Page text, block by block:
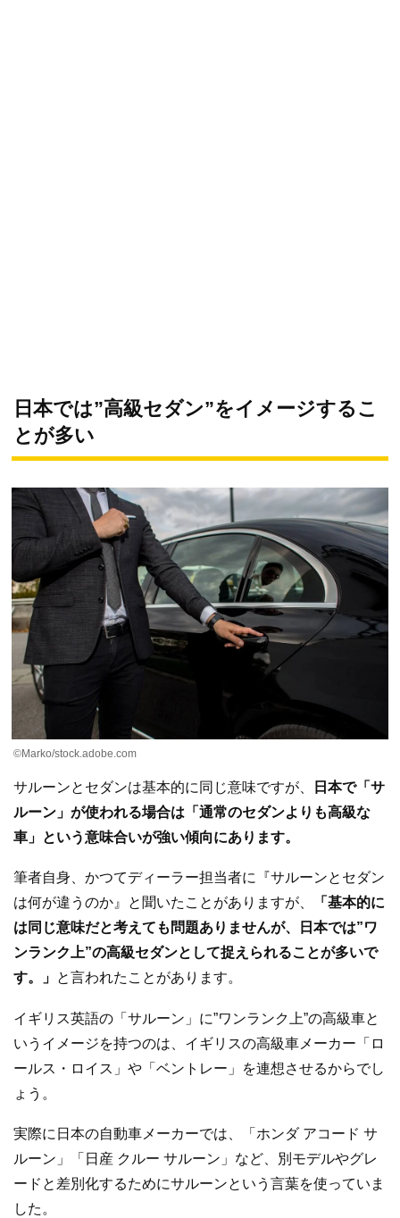
日本では”高級セダン”をイメージするこ
とが多い
©︎Marko/stock.adobe.com
サルーンとセダンは基本的に同じ意味ですが、
日本で「サ
ルーン」が使われる場合は「通常のセダンよりも高級な
車」という意味合いが強い傾向にあります。
筆者自身、かつてディーラー担当者に『サルーンとセダン
は何が違うのか』と聞いたことがありますが、
「基本的に
は同じ意味だと考えても問題ありませんが、日本では”ワ
ンランク上”の高級セダンとして捉えられることが多いで
す。」 と言われたことがあります。
イギリス英語の「サルーン」に”ワンランク上”の高級車と
いうイメージを持つのは、イギリスの高級車メーカー「ロ
ールス・ロイス」や「ベントレー」を連想させるからでし
ょう。
実際に日本の自動車メーカーでは、「ホンダ アコード サ
ルーン」「日産 クルー サルーン」など、別モデルやグレ
ードと差別化するためにサルーンという言葉を使っていま
した。